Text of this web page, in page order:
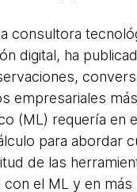
consultora
digital, ha
empresariales
(ML) requería
para abordar
de las
el ML y en más